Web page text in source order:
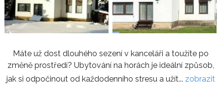
Máte už dost dlouhého sezení v kanceláři a toužíte po
změně prostředí? Ubytování na horách je ideální způsob,
jak si odpočinout od každodenního stresu a užít... zobrazit